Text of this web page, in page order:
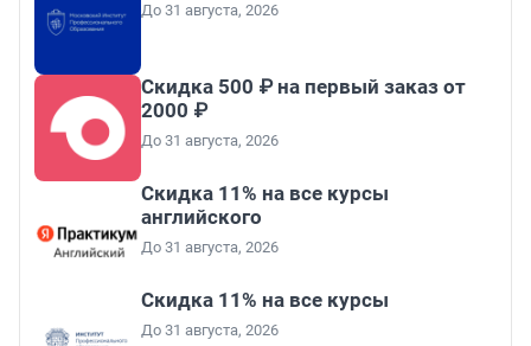
До 31 августа, 2026
Скидка 500 ₽ на первый заказ от
2000 ₽
До 31 августа, 2026
Скидка 11% на все курсы
английского
До 31 августа, 2026
Скидка 11% на все курсы
До 31 августа, 2026